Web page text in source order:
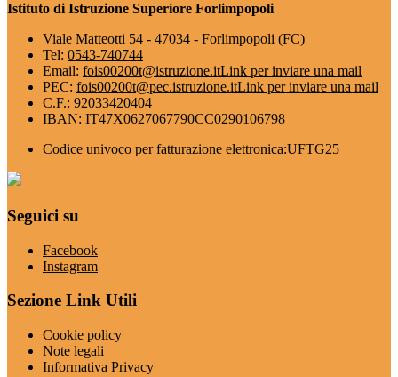
Istituto di Istruzione Superiore Forlimpopoli
Viale Matteotti 54 - 47034 - Forlimpopoli (FC)
Tel: 0543-740744
Email: fois00200t@istruzione.itLink per inviare una mail
PEC: fois00200t@pec.istruzione.itLink per inviare una mail
C.F.: 92033420404
IBAN: IT47X0627067790CC0290106798
Codice univoco per fatturazione elettronica:UFTG25
Seguici su
Facebook
Instagram
Sezione Link Utili
Cookie policy
Note legali
Informativa Privacy